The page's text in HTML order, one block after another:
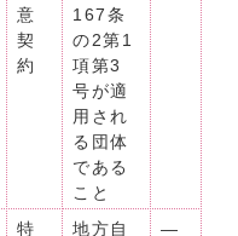
意
契
約
167条
の2第1
項第3
号が適
用され
る団体
である
こと
特 地方自 ―